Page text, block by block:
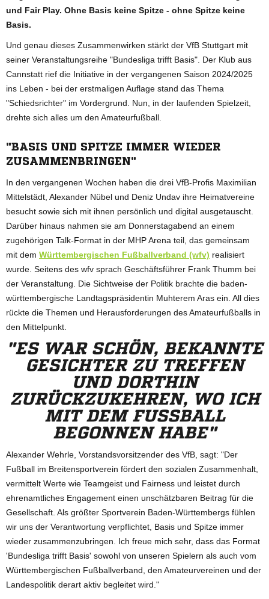
und Fair Play. Ohne Basis keine Spitze - ohne Spitze keine
Basis.
Und genau dieses Zusammenwirken stärkt der VfB Stuttgart mit
seiner Veranstaltungsreihe "Bundesliga trifft Basis". Der Klub aus
Cannstatt rief die Initiative in der vergangenen Saison 2024/2025
ins Leben - bei der erstmaligen Auflage stand das Thema
"Schiedsrichter" im Vordergrund. Nun, in der laufenden Spielzeit,
drehte sich alles um den Amateurfußball.
"BASIS UND SPITZE IMMER WIEDER
ZUSAMMENBRINGEN"
In den vergangenen Wochen haben die drei VfB-Profis Maximilian
Mittelstädt, Alexander Nübel und Deniz Undav ihre Heimatvereine
besucht sowie sich mit ihnen persönlich und digital ausgetauscht.
Darüber hinaus nahmen sie am Donnerstagabend an einem
zugehörigen Talk-Format in der MHP Arena teil, das gemeinsam
mit dem Württembergischen Fußballverband (wfv) realisiert
wurde. Seitens des wfv sprach Geschäftsführer Frank Thumm bei
der Veranstaltung. Die Sichtweise der Politik brachte die baden-
württembergische Landtagspräsidentin Muhterem Aras ein. All dies
rückte die Themen und Herausforderungen des Amateurfußballs in
den Mittelpunkt.
"ES WAR SCHÖN, BEKANNTE
GESICHTER ZU TREFFEN
UND DORTHIN
ZURÜCKZUKEHREN, WO ICH
MIT DEM FUSSBALL B
EGONNEN HABE"
Alexander Wehrle, Vorstandsvorsitzender des VfB, sagt: "Der
Fußball im Breitensportverein fördert den sozialen Zusammenhalt,
vermittelt Werte wie Teamgeist und Fairness und leistet durch
ehrenamtliches Engagement einen unschätzbaren Beitrag für die
Gesellschaft. Als größter Sportverein Baden-Württembergs fühlen
wir uns der Verantwortung verpflichtet, Basis und Spitze immer
wieder zusammenzubringen. Ich freue mich sehr, dass das Format
'Bundesliga trifft Basis' sowohl von unseren Spielern als auch vom
Württembergischen Fußballverband, den Amateurvereinen und der
Landespolitik derart aktiv begleitet wird."